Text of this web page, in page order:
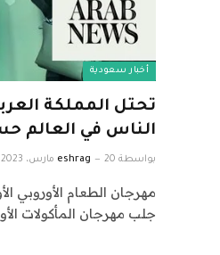
أخبار سعودية
تحتل المملكة
الناس في العالم
بواسطة eshrag 20 مارس، 2023
مهرجان الطعام الأوروبي
جلب مهرجان المأكولات